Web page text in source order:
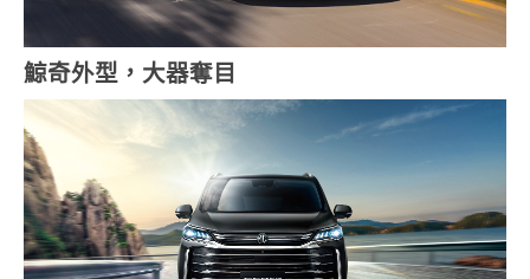
鯨奇外型，大器奪目